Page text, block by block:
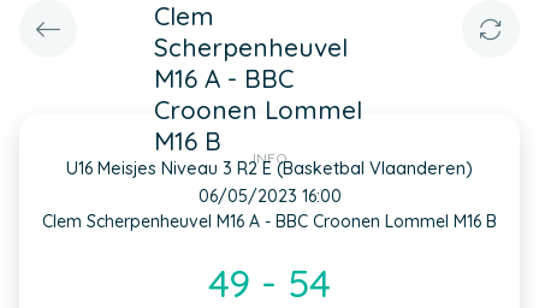
Clem
Scherpenheuvel
M16 A - BBC
Croonen Lommel
M16 B
U16 Meisjes Niveau 3 R2 E (Basketbal Vlaanderen)
INFO
06/05/2023 16:00
Clem Scherpenheuvel M16 A - BBC Croonen Lommel M16 B
49 - 54